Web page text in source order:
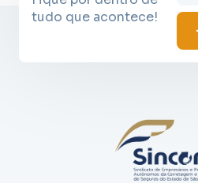
tudo que acontece!